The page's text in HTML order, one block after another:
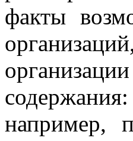
факты
например,